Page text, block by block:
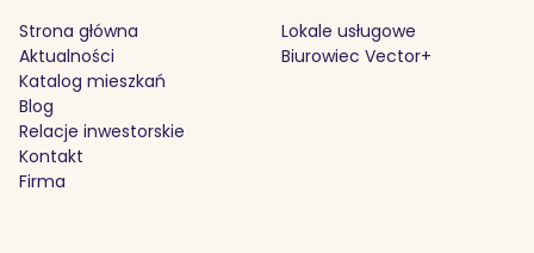
Strona główna
Aktualności
Katalog mieszkań
Blog
Relacje inwestorskie
Kontakt
Firma
Lokale usługowe
Biurowiec Vector+